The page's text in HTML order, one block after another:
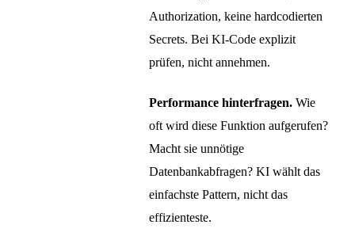
Authorization, keine hardcodierten
Secrets. Bei KI-Code explizit
prüfen, nicht annehmen.
Performance hinterfragen. Wie
oft wird diese Funktion aufgerufen?
Macht sie unnötige
Datenbankabfragen? KI wählt das
einfachste Pattern, nicht das
effizienteste.